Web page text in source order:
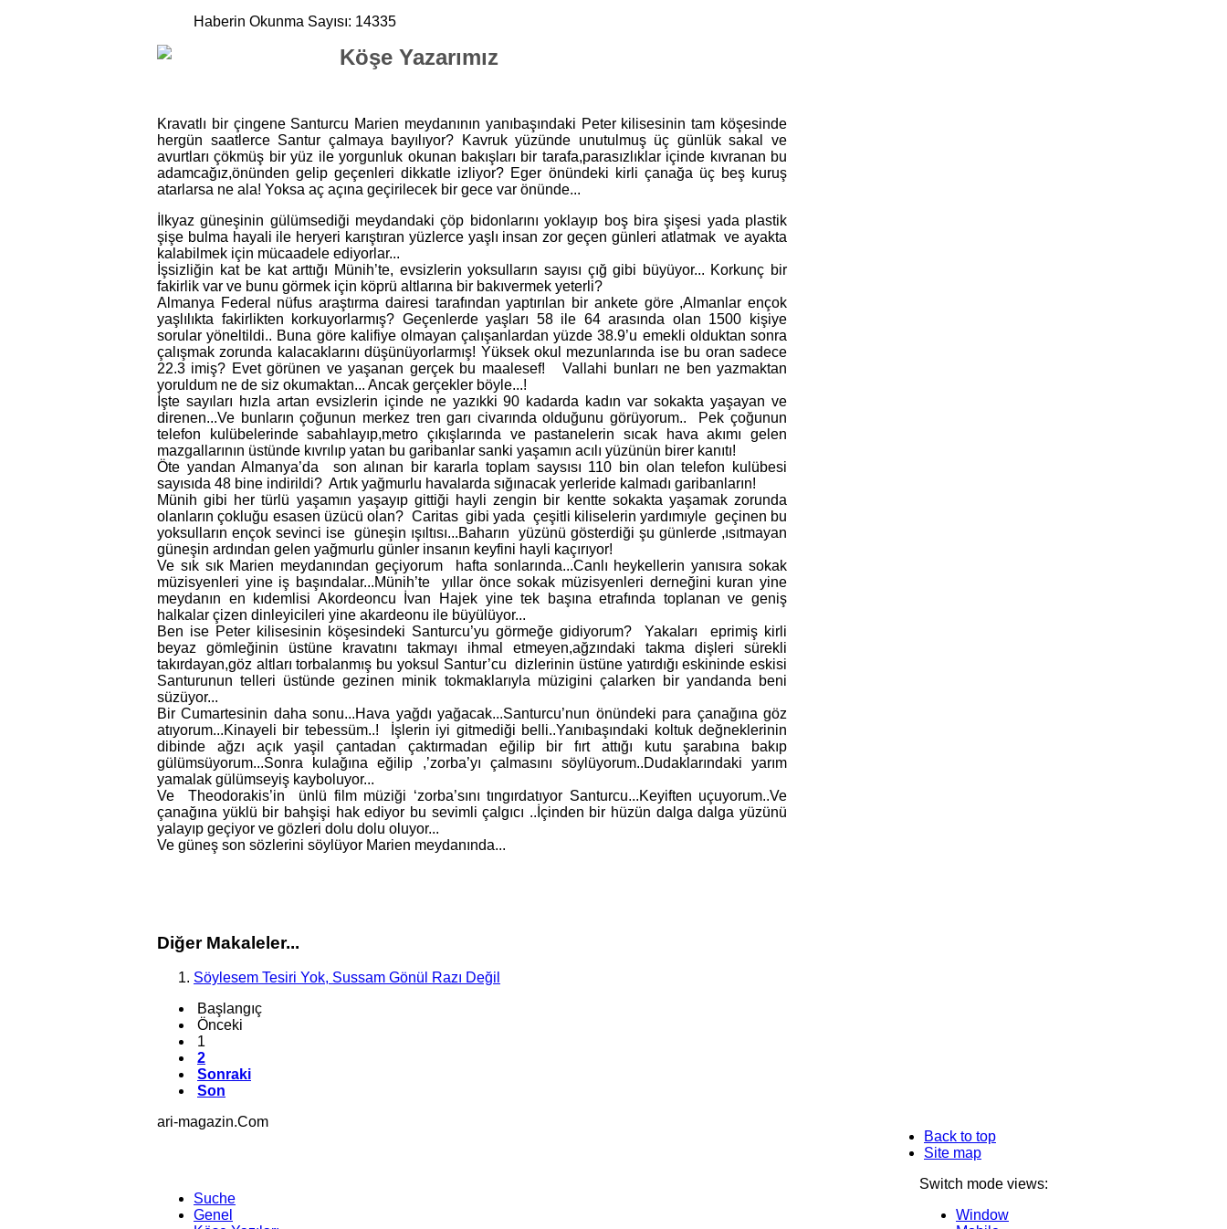
Haberin Okunma Sayısı: 14335
Köşe Yazarımız
Kravatlı bir çingene Santurcu Marien meydanının yanıbaşındaki Peter kilisesinin tam köşesinde
hergün saatlerce Santur çalmaya bayılıyor? Kavruk yüzünde unutulmuş üç günlük sakal ve
avurtları çökmüş bir yüz ile yorgunluk okunan bakışları bir tarafa,parasızlıklar içinde kıvranan bu
adamcağız,önünden gelip geçenleri dikkatle izliyor? Eger önündeki kirli çanağa üç beş kuruş
atarlarsa ne ala! Yoksa aç açına geçirilecek bir gece var önünde...
İlkyaz güneşinin gülümsediği meydandaki çöp bidonlarını yoklayıp boş bira şişesi yada plastik
şişe bulma hayali ile heryeri karıştıran yüzlerce yaşlı insan zor geçen günleri atlatmak ve ayakta
kalabilmek için mücaadele ediyorlar...
İşsizliğin kat be kat arttığı Münih’te, evsizlerin yoksulların sayısı çığ gibi büyüyor... Korkunç bir
fakirlik var ve bunu görmek için köprü altlarına bir bakıvermek yeterli?
Almanya Federal nüfus araştırma dairesi tarafından yaptırılan bir ankete göre ,Almanlar ençok
yaşlılıkta fakirlikten korkuyorlarmış? Geçenlerde yaşları 58 ile 64 arasında olan 1500 kişiye
sorular yöneltildi.. Buna göre kalifiye olmayan çalışanlardan yüzde 38.9’u emekli olduktan sonra
çalışmak zorunda kalacaklarını düşünüyorlarmış! Yüksek okul mezunlarında ise bu oran sadece
22.3 imiş? Evet görünen ve yaşanan gerçek bu maalesef! Vallahi bunları ne ben yazmaktan
yoruldum ne de siz okumaktan... Ancak gerçekler böyle...!
İşte sayıları hızla artan evsizlerin içinde ne yazıkki 90 kadarda kadın var sokakta yaşayan ve
direnen...Ve bunların çoğunun merkez tren garı civarında olduğunu görüyorum.. Pek çoğunun
telefon kulübelerinde sabahlayıp,metro çıkışlarında ve pastanelerin sıcak hava akımı gelen
mazgallarının üstünde kıvrılıp yatan bu garibanlar sanki yaşamın acılı yüzünün birer kanıtı!
Öte yandan Almanya’da son alınan bir kararla toplam saysısı 110 bin olan telefon kulübesi
sayısıda 48 bine indirildi? Artık yağmurlu havalarda sığınacak yerleride kalmadı garibanların!
Münih gibi her türlü yaşamın yaşayıp gittiği hayli zengin bir kentte sokakta yaşamak zorunda
olanların çokluğu esasen üzücü olan? Caritas gibi yada çeşitli kiliselerin yardımıyle geçinen bu
yoksulların ençok sevinci ise güneşin ışıltısı...Baharın yüzünü gösterdiği şu günlerde ,ısıtmayan
güneşin ardından gelen yağmurlu günler insanın keyfini hayli kaçırıyor!
Ve sık sık Marien meydanından geçiyorum hafta sonlarında...Canlı heykellerin yanısıra sokak
müzisyenleri yine iş başındalar...Münih’te yıllar önce sokak müzisyenleri derneğini kuran yine
meydanın en kıdemlisi Akordeoncu İvan Hajek yine tek başına etrafında toplanan ve geniş
halkalar çizen dinleyicileri yine akardeonu ile büyülüyor...
Ben ise Peter kilisesinin köşesindeki Santurcu’yu görmeğe gidiyorum? Yakaları eprimiş kirli
beyaz gömleğinin üstüne kravatını takmayı ihmal etmeyen,ağzındaki takma dişleri sürekli
takırdayan,göz altları torbalanmış bu yoksul Santur’cu dizlerinin üstüne yatırdığı eskininde eskisi
Santurunun telleri üstünde gezinen minik tokmaklarıyla müzigini çalarken bir yandanda beni
süzüyor...
Bir Cumartesinin daha sonu...Hava yağdı yağacak...Santurcu’nun önündeki para çanağına göz
atıyorum...Kinayeli bir tebessüm..! İşlerin iyi gitmediği belli..Yanıbaşındaki koltuk değneklerinin
dibinde ağzı açık yaşil çantadan çaktırmadan eğilip bir fırt attığı kutu şarabına bakıp
gülümsüyorum...Sonra kulağına eğilip ,’zorba’yı çalmasını söylüyorum..Dudaklarındaki yarım
yamalak gülümseyiş kayboluyor...
Ve Theodorakis’in ünlü film müziği ‘zorba’sını tıngırdatıyor Santurcu...Keyiften uçuyorum..Ve
çanağına yüklü bir bahşişi hak ediyor bu sevimli çalgıcı ..İçinden bir hüzün dalga dalga yüzünü
yalayıp geçiyor ve gözleri dolu dolu oluyor...
Ve güneş son sözlerini söylüyor Marien meydanında...
Diğer Makaleler...
Söylesem Tesiri Yok, Sussam Gönül Razı Değil
Başlangıç
Önceki
1
2
Sonraki
Son
ari-magazin.Com
Back to top
Site map
Suche
Genel
Switch mode views:
Window